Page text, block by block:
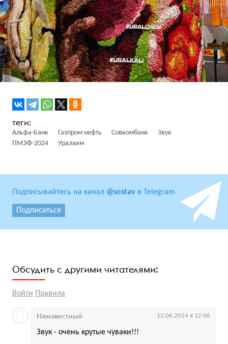
Альфа-Банк Газпром нефть Совкомбанк
Звук
ПМЭФ-2024
Уралхим
Подписывайтесь на канал @sostav в Telegram
Подписаться
Обсудить с другими читателями:
Войти Правила
Звук - очень крутые чуваки!!!
Неизвестный 12.06.2024 в 12:06